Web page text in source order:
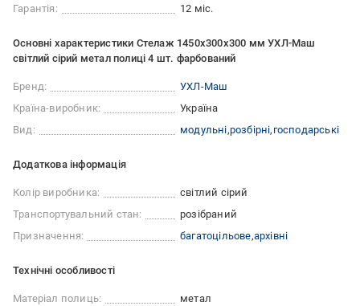
Гарантія: 12 міс.
Основні характеристики Стелаж 1450x300x300 мм УХЛ-Маш
світлий сірий метал полиці 4 шт. фарбований
Бренд:
УХЛ-Маш
Країна-виробник:
Україна
Вид:
модульні розбірні господарські
Додаткова інформація
Колір виробника:
світлий сірий
Транспортувальний стан:
розібраний
Призначення:
багатоцільове архівні
Технічні особливості
Матеріал полиць:
метал